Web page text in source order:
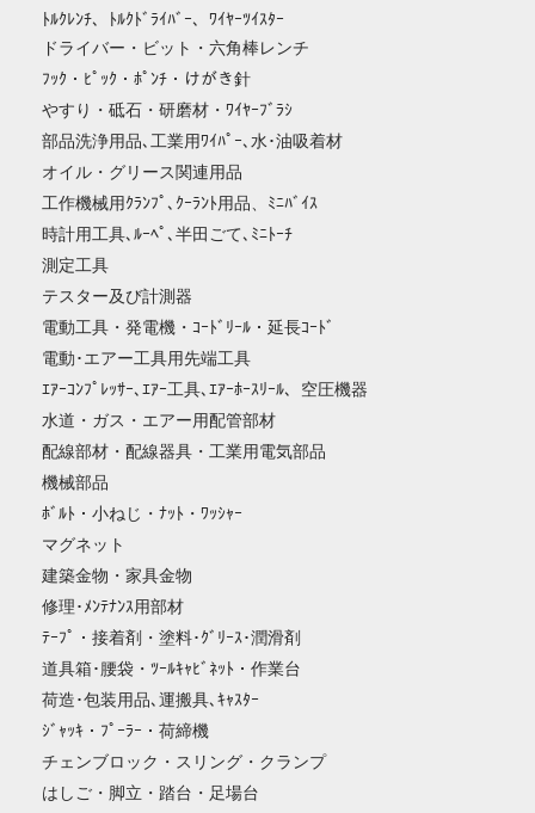
ﾄﾙｸﾚﾝﾁ、ﾄﾙｸﾄﾞﾗｲﾊﾞｰ、ﾜｲﾔｰﾂｲｽﾀｰ
ドライバー・ビット・六角棒レンチ
ﾌｯｸ・ﾋﾟｯｸ・ﾎﾟﾝﾁ・けがき針
やすり・砥石・研磨材・ﾜｲﾔｰﾌﾞﾗｼ
部品洗浄用品､工業用ﾜｲﾊﾟｰ､水･油吸着材
オイル・グリース関連用品
工作機械用ｸﾗﾝﾌﾟ､ｸｰﾗﾝﾄ用品、ﾐﾆﾊﾞｲｽ
時計用工具､ﾙｰﾍﾟ､半田ごて､ﾐﾆﾄｰﾁ
測定工具
テスター及び計測器
電動工具・発電機・ｺｰﾄﾞﾘｰﾙ・延長ｺｰﾄﾞ
電動･エアー工具用先端工具
ｴｱｰｺﾝﾌﾟﾚｯｻｰ､ｴｱｰ工具､ｴｱｰﾎｰｽﾘｰﾙ、空圧機器
水道・ガス・エアー用配管部材
配線部材・配線器具・工業用電気部品
機械部品
ﾎﾞﾙﾄ・小ねじ・ﾅｯﾄ・ﾜｯｼｬｰ
マグネット
建築金物・家具金物
修理･ﾒﾝﾃﾅﾝｽ用部材
ﾃｰﾌﾟ・接着剤・塗料･ｸﾞﾘｰｽ･潤滑剤
道具箱･腰袋・ﾂｰﾙｷｬﾋﾞﾈｯﾄ・作業台
荷造･包装用品､運搬具､ｷｬｽﾀｰ
ｼﾞｬｯｷ・ﾌﾟｰﾗｰ・荷締機
チェンブロック・スリング・クランプ
はしご・脚立・踏台・足場台